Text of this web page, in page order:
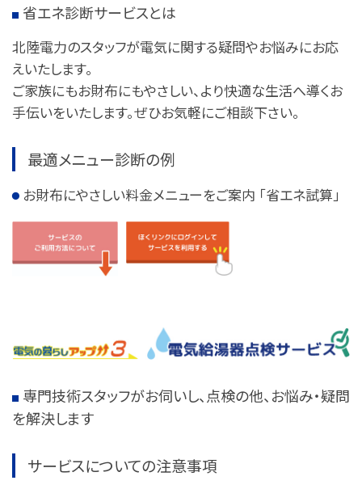
省エネ診断サービスとは
北陸電力のスタッフが電気に関する疑問やお悩みにお応
えいたします。
ご家族にもお財布にもやさしい、より快適な生活へ導くお
手伝いをいたします。ぜひお気軽にご相談下さい。
最適メニュー診断の例
お財布にやさしい料金メニューをご案内 「省エネ試算」
専門技術スタッフがお伺いし、点検の他、お悩み・疑問
を解決します
サービスについての注意事項